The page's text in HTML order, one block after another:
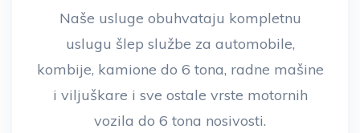
Naše usluge obuhvataju kompletnu
uslugu šlep službe za automobile,
kombije, kamione do 6 tona, radne mašine
i viljuškare i sve ostale vrste motornih
vozila do 6 tona nosivosti.